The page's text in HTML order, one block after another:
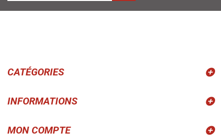
CATÉGORIES
INFORMATIONS
MON COMPTE